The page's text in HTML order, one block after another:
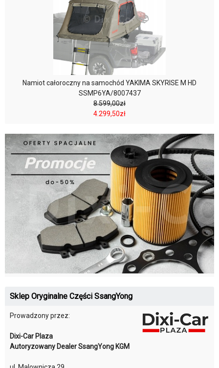
Namiot całoroczny na samochód YAKIMA SKYRISE M HD
SSMP6YA/8007437
8.599,00zł
4.299,50zł
Sklep Oryginalne Części SsangYong
Prowadzony przez:
Dixi-Car Plaza
Autoryzowany Dealer SsangYong KGM